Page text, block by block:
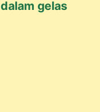
dalam gelas